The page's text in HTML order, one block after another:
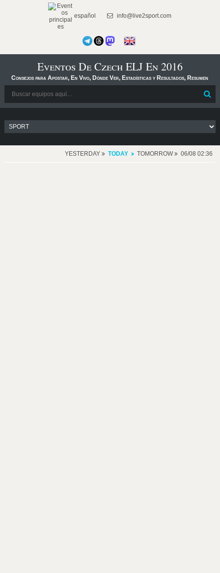
español info@live2sport.com
Eventos De Czech ELJ En 2016
Consejos para Apostar, En Vivo, Dónde Ver, Estadísticas y Resultados, Resumen
YESTERDAY TODAY TOMORROW 06/08 02:36